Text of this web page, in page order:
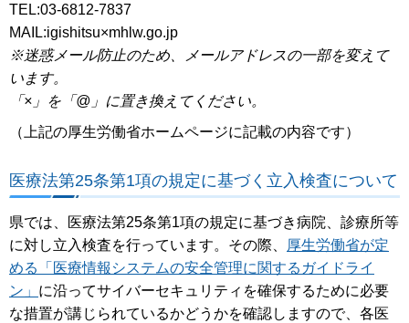
TEL:03-6812-7837
MAIL:igishitsu×mhlw.go.jp
※迷惑メール防止のため、メールアドレスの一部を変えて
います。
「×」を「@」に置き換えてください。
（上記の厚生労働省ホームページに記載の内容です）
医療法第25条第1項の規定に基づく立入検査について
県では、医療法第25条第1項の規定に基づき病院、診療所等
に対し立入検査を行っています。その際、
厚生労働省が定
める「医療情報システムの安全管理に関するガイドライ
ン」 に沿ってサイバーセキュリティを確保するために必要
な措置が講じられているかどうかを確認しますので、各医